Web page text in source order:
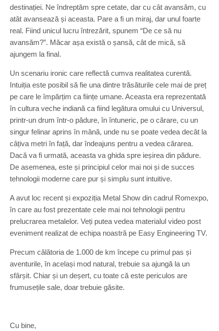
destinației. Ne îndreptăm spre cetate, dar cu cât avansăm, cu
atât avansează și aceasta. Pare a fi un miraj, dar unul foarte
real. Fiind unicul lucru întrezărit, spunem “De ce să nu
avansăm?”. Măcar așa există o șansă, cât de mică, să
ajungem la final.
Un scenariu ironic care reflectă cumva realitatea curentă.
Intuiția este posibil să fie una dintre trăsăturile cele mai de preț
pe care le împărțim ca ființe umane. Aceasta era reprezentată
în cultura veche indiană ca fiind legătura omului cu Universul,
printr-un drum într-o pădure, în întuneric, pe o cărare, cu un
singur felinar aprins în mână, unde nu se poate vedea decât la
câțiva metri în față, dar îndeajuns pentru a vedea cărarea.
Dacă va fi urmată, aceasta va ghida spre ieșirea din pădure.
De asemenea, este și principiul celor mai noi și de succes
tehnologii moderne care pur și simplu sunt intuitive.
A avut loc recent și expoziția Metal Show din cadrul Romexpo,
în care au fost prezentate cele mai noi tehnologii pentru
prelucrarea metalelor. Veți putea vedea materialul video post
eveniment realizat de echipa noastră pe Easy Engineering TV.
Precum călătoria de 1.000 de km începe cu primul pas și
aventurile, în același mod natural, trebuie sa ajungă la un
sfârșit. Chiar și un deșert, cu toate că este periculos are
frumusețile sale, doar trebuie găsite.
Cu bine,